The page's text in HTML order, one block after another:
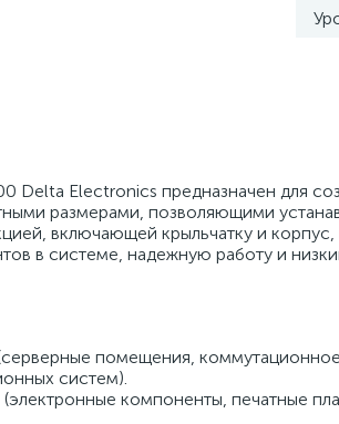
Delta Electronics предназначен для
размерами, позволяющими
включающей крыльчатку и
в системе, надежную работу и
помещения,
систем).
(электронные компоненты, печатные